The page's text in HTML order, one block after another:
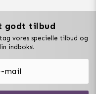
godt tilbud
vores specielle tilbud og
indboks!